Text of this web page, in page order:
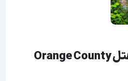
امکانات رفاهی هتل Orange County